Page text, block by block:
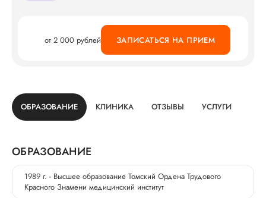
от 2 000 рублей ЗАПИСАТЬСЯ НА ПРИЕМ
ОБРАЗОВАНИЕ КЛИНИКА ОТЗЫВЫ УСЛУГИ
ОБРАЗОВАНИЕ
1989 г. - Высшее образование Томский Ордена Трудового
Красного Знамени медицинский институт